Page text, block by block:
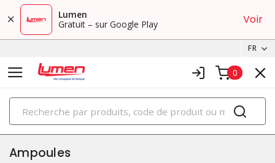
Lumen
Gratuit – sur Google Play
Voir
FR
0
PRODUITS
éclairage
Ampoules